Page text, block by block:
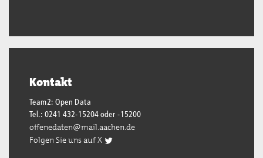
Kontakt
Team2: Open Data
Tel.: 0241 432-15204 oder -15200
offenedaten@mail.aachen.de
Folgen Sie uns auf X